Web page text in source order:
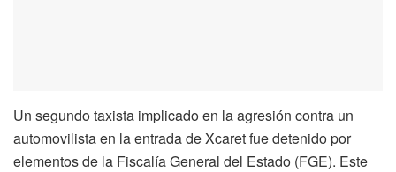
Un segundo taxista implicado en la agresión contra un
automovilista en la entrada de Xcaret fue detenido por
elementos de la Fiscalía General del Estado (FGE). Este